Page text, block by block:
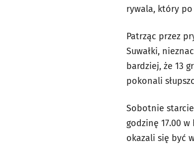
rywala, który
Patrząc przez
Suwałki,
bardziej, że 13
pokonali
Sobotnie
godzinę 17.00
okazali się być